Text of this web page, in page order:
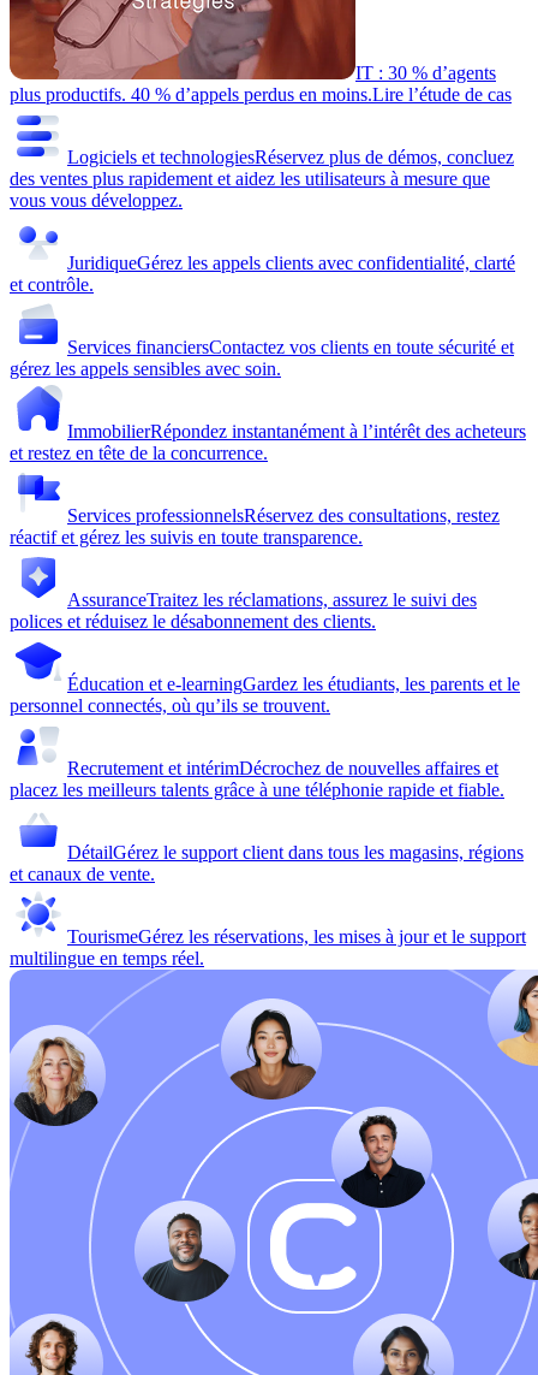
IT : 30 % d’agents
plus productifs. 40 % d’appels perdus en moins.Lire l’étude de cas
Logiciels et technologiesRéservez plus de démos, concluez
des ventes plus rapidement et aidez les utilisateurs à mesure que
vous vous développez.
JuridiqueGérez les appels clients avec confidentialité, clarté
et contrôle.
Services financiersContactez vos clients en toute sécurité et
gérez les appels sensibles avec soin.
ImmobilierRépondez instantanément à l’intérêt des acheteurs
et restez en tête de la concurrence.
Services professionnelsRéservez des consultations, restez
réactif et gérez les suivis en toute transparence.
AssuranceTraitez les réclamations, assurez le suivi des
polices et réduisez le désabonnement des clients.
Éducation et e-learningGardez les étudiants, les parents et le
personnel connectés, où qu’ils se trouvent.
Recrutement et intérimDécrochez de nouvelles affaires et
placez les meilleurs talents grâce à une téléphonie rapide et fiable.
DétailGérez le support client dans tous les magasins, régions
et canaux de vente.
TourismeGérez les réservations, les mises à jour et le support
multilingue en temps réel.